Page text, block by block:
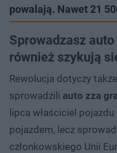
powalają. Nawet 21
Sprowadzasz
również szykują
Rewolucja dotyczy
sprowadzili auto zza
lipca właściciel
pojazdem, lecz
członkowskiego Unii